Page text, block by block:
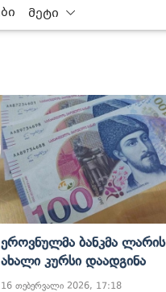
მეტი
Ეროვნულმა Ბანკმა Ლარის
Ახალი Კურსი Დაადგინა
16 თებერვალი 2026, 17:18